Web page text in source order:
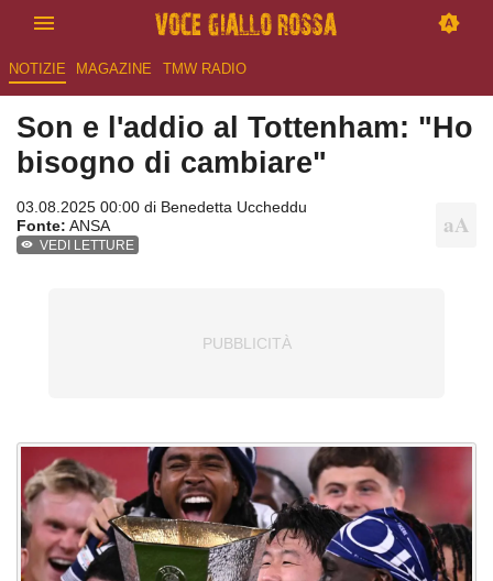
NOTIZIE MAGAZINE TMW RADIO
Son e l'addio al Tottenham: "Ho
bisogno di cambiare"
03.08.2025 00:00 di Benedetta Uccheddu
Fonte: ANSA
VEDI LETTURE